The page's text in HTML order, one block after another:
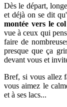
Dès le départ,
et déjà on se dit
montée vers le
vue à ceux qui
faire de
presque que ça
devant vous et
Bref, si vous allez
vous aimez le
et à ses lacs...